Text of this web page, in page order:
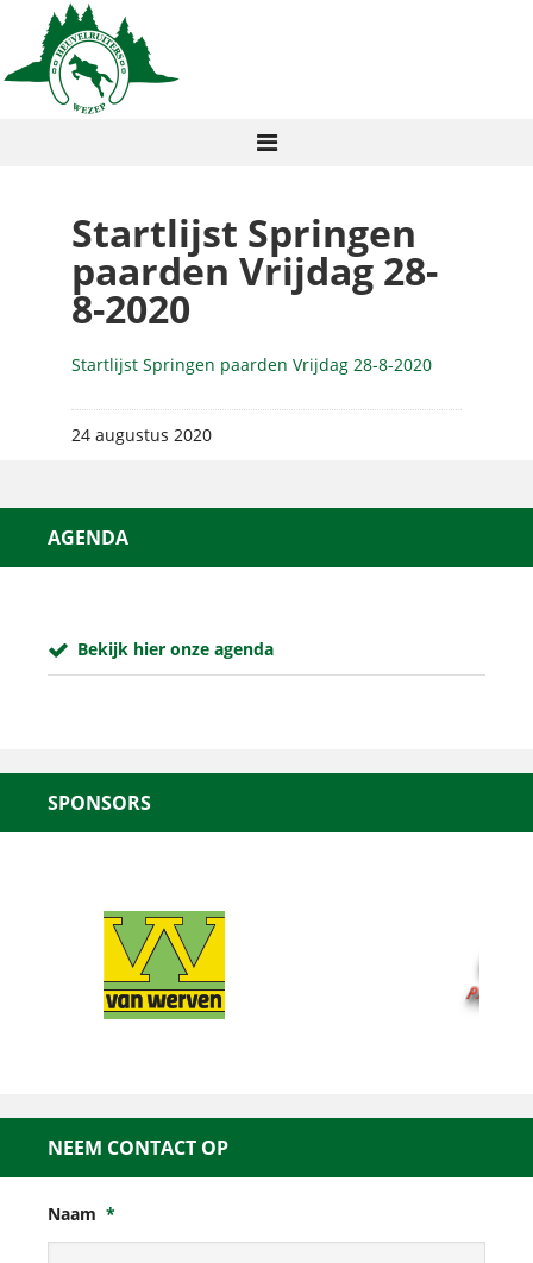
Startlijst Springen
paarden Vrijdag 28-
8-2020
Startlijst Springen paarden Vrijdag 28-8-2020
24 augustus 2020
AGENDA
Bekijk hier onze agenda
SPONSORS
NEEM CONTACT OP
Naam *